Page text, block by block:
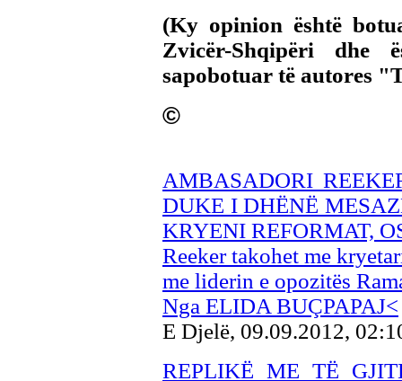
(Ky opinion është
Zvicër-Shqipëri
sapobotuar të autores
©
AMBASADORI
DUKE I DHËNË
KRYENI REFORMAT,
Reeker takohet me
me liderin e opozitës
Nga ELIDA BUÇPAPAJ<
E Djelë, 09.09.2012,
REPLIKË ME TË